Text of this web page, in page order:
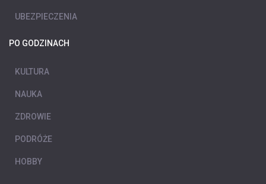
UBEZPIECZENIA
PO GODZINACH
KULTURA
NAUKA
ZDROWIE
PODRÓŻE
HOBBY